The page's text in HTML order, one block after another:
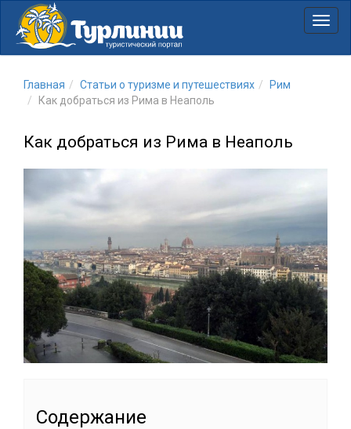
Главная Статьи о туризме и путешествиях
Рим
Как добраться из Рима в Неаполь
Как добраться из Рима в Неаполь
Содержание